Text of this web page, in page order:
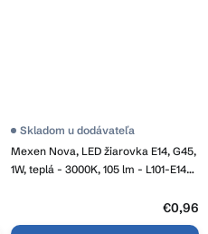
Mexen Nova, LED žiarovka E14, G45,
1W, teplá - 3000K, 105 lm - L101-E14-
Skladom u dodávateľa
€0,96